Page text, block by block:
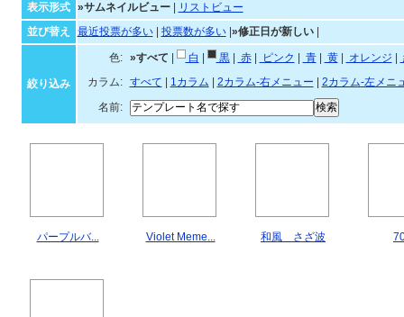
表示形式
»サムネイルビュー|
リストビュー
並び替え
最近投票が多い| 投票数が多い| »修正日が新しい|
絞り込み
色: »すべて 白 黒| 赤| ピンク 青| 黄| オレンジ
カラム:
すべて 1カラム 2カラム-右メニュー
2カラム-左メニ
名前:
パープルバ... Violet Meme... 和風＿さざ波